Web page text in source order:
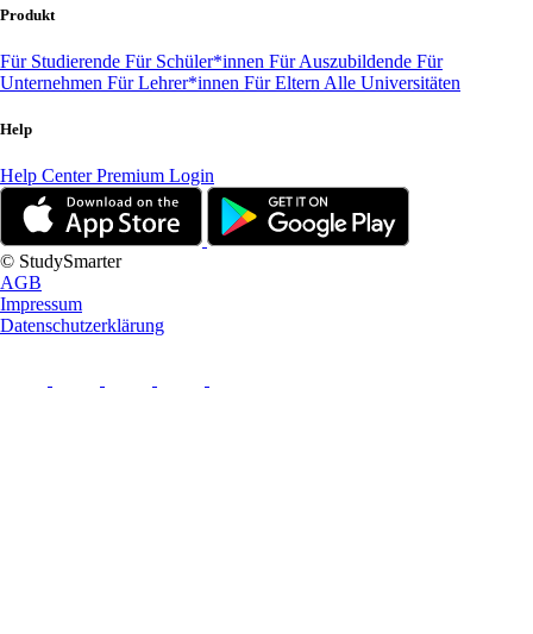
Produkt
Für Studierende Für Schüler*innen Für Auszubildende Für
Unternehmen Für Lehrer*innen Für Eltern Alle Universitäten
Help
Help CenterPremium Login
© StudySmarter
AGB
Impressum
Datenschutzerklärung